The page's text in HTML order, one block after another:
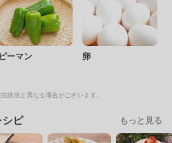
ピーマン 卵
状況と異なる場合がございます。
シピ もっと見る